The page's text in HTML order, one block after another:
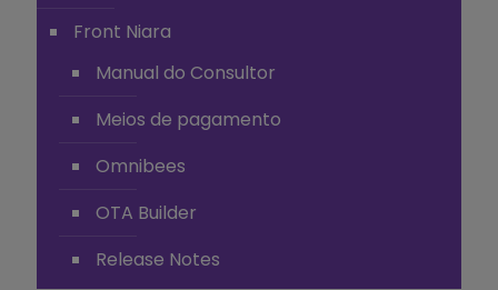
Front Niara
Manual do Consultor
Meios de pagamento
Omnibees
OTA Builder
Release Notes